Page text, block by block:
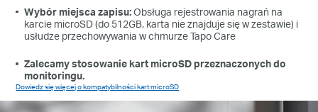
Wybór miejsca zapisu:Obsługa rejestrowania nagrań na
karcie microSD (do 512GB, karta nie znajduje się w zestawie) i
usłudze przechowywania w chmurze Tapo Care
Zalecamy stosowanie kart microSD przeznaczonych do
monitoringu.
Dowiedz się więcej o kompatybilności kart microSD